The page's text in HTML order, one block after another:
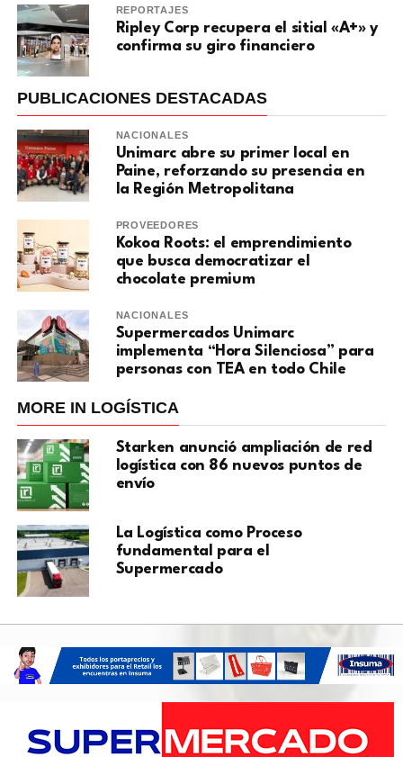
REPORTAJES
Ripley Corp recupera el sitial «A+» y
confirma su giro financiero
PUBLICACIONES DESTACADAS
NACIONALES
Unimarc abre su primer local en
Paine, reforzando su presencia en
la Región Metropolitana
PROVEEDORES
Kokoa Roots: el emprendimiento
que busca democratizar el
chocolate premium
NACIONALES
Supermercados Unimarc
implementa “Hora Silenciosa” para
personas con TEA en todo Chile
MORE IN LOGÍSTICA
Starken anunció ampliación de red
logística con 86 nuevos puntos de
envío
La Logística como Proceso
fundamental para el
Supermercado